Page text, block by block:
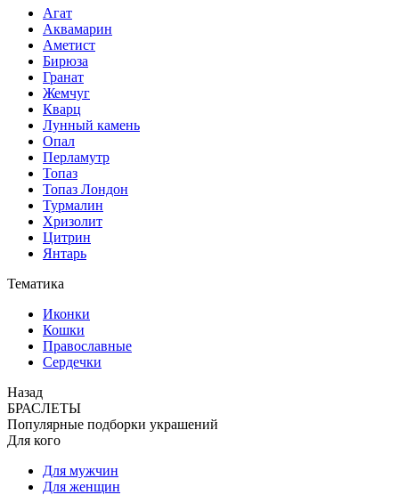
Агат
Аквамарин
Аметист
Бирюза
Гранат
Жемчуг
Кварц
Лунный камень
Опал
Перламутр
Топаз
Топаз Лондон
Турмалин
Хризолит
Цитрин
Янтарь
Тематика
Иконки
Кошки
Православные
Сердечки
Назад
БРАСЛЕТЫ
Популярные подборки украшений
Для кого
Для мужчин
Для женщин